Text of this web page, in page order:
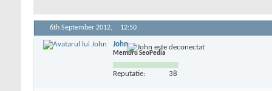
6th September 2012, 12:50
John
Membru SeoPedia
Reputatie: 38